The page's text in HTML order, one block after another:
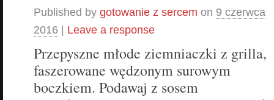
Published by gotowanie z sercem on 9 czerwca
2016 | Leave a response
Przepyszne młode ziemniaczki z grilla,
faszerowane wędzonym surowym
boczkiem. Podawaj z sosem